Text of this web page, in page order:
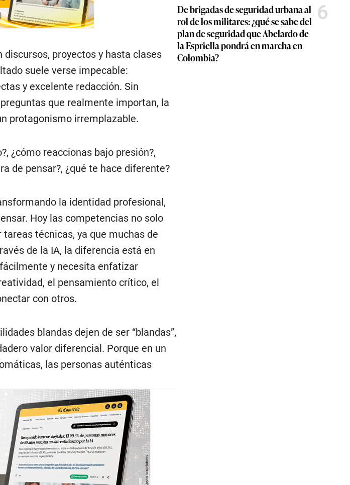
proyectos y hasta clases
suele verse impecable:
y excelente redacción. Sin
que realmente importan, la
protagonismo irremplazable.
¿cómo reaccionas bajo presión?,
de pensar?, ¿qué te hace diferente?
la identidad profesional,
Hoy las competencias no solo
técnicas, ya que muchas de
de la IA, la diferencia está en
y necesita enfatizar
el pensamiento crítico, el
con otros.
blandas dejen de ser “blandas”,
valor diferencial. Porque en un
las personas auténticas
De brigadas de seguridad urbana al
rol de los militares: ¿qué se sabe del
plan de seguridad que Abelardo de
la Espriella pondrá en marcha en
Colombia?
6